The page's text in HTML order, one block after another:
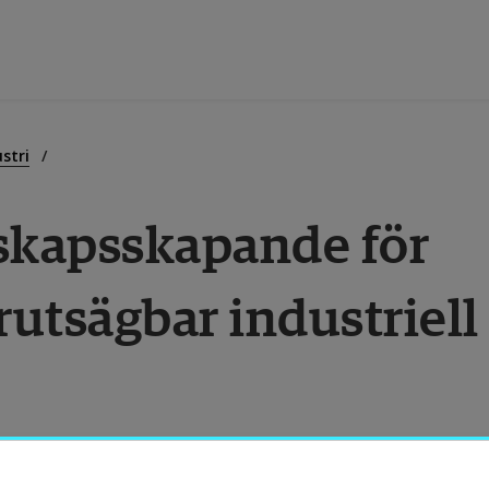
för
industriell
att utveckla nya metoder för artificiell